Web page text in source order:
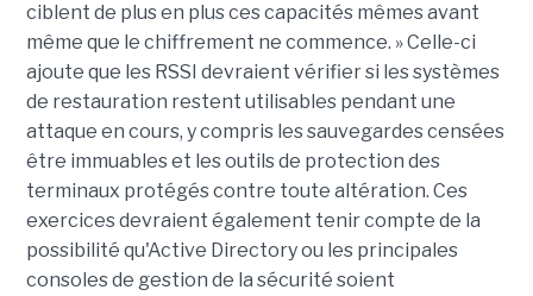
ciblent de plus en plus ces capacités mêmes avant
même que le chiffrement ne commence. » Celle-ci
ajoute que les RSSI devraient vérifier si les systèmes
de restauration restent utilisables pendant une
attaque en cours, y compris les sauvegardes censées
être immuables et les outils de protection des
terminaux protégés contre toute altération. Ces
exercices devraient également tenir compte de la
possibilité qu'Active Directory ou les principales
consoles de gestion de la sécurité soient